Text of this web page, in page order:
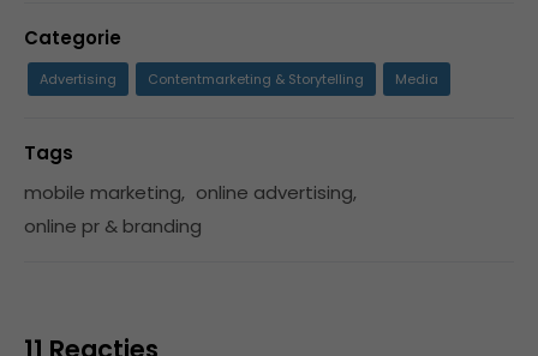
Categorie
Advertising Contentmarketing & Storytelling Media
Tags
mobile marketing, online advertising,
online pr & branding
11 Reacties